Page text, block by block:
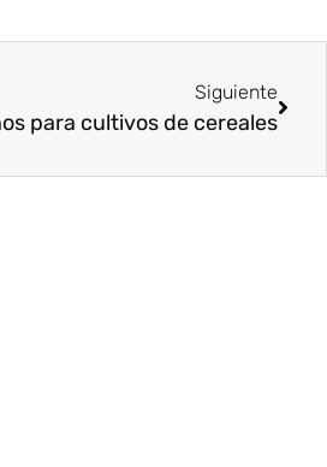
Siguiente
para cultivos de cereales